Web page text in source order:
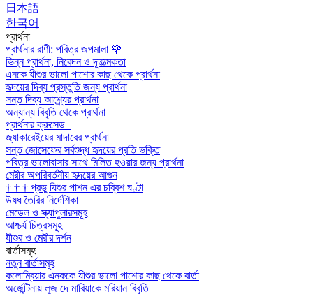
日本語
한국어
প্রার্থনা
প্রার্থনার রাণী: পবিত্র জপমালা 🌹
ভিন্ন প্রার্থনা, নিবেদন ও দূতাত্মকতা
এনকে যীশুর ভালো পাশোর কাছ থেকে প্রার্থনা
হৃদয়ের দিব্য প্রস্তুতি জন্য প্রার্থনা
সন্ত দিব্য আশ্র্যের প্রার্থনা
অন্যান্য বিবৃতি থেকে প্রার্থনা
প্রার্থনার ক্রুসেড
জ্যাকারেইয়ের মাদারের প্রার্থনা
সন্ত জোসেফের সর্বশুদ্ধ হৃদয়ের প্রতি ভক্তি
পবিত্র ভালোবাসার সাথে মিলিত হওয়ার জন্য প্রার্থনা
মেরীর অপরিবর্তনীয় হৃদয়ের আগুন
† † † প্রভু যিশুর পাশন এর চব্বিশ ঘণ্টা
উষধ তৈরির নির্দেশিকা
মেডেল ও স্ক্যাপুলারসমূহ
আশ্চর্য চিত্রসমূহ
যীশুর ও মেরীর দর্শন
বার্তাসমূহ
নতুন বার্তাসমূহ
কলোম্বিয়ার এনককে যীশুর ভালো পাশোর কাছ থেকে বার্তা
অর্জেন্টিনায় লুজ দে মারিয়াকে মরিয়ান বিবৃতি